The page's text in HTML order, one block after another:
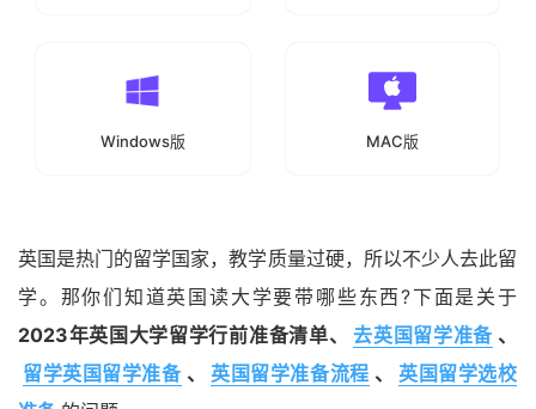
Windows版 MAC版
英国是热门的留学国家，教学质量过硬，所以不少人去此留
学。那你们知道英国读大学要带哪些东西?下面是关于
2023年英国大学留学行前准备清单、
去英国留学准备 、
留学英国留学准备 、 英国留学准备流程 、
英国留学选校